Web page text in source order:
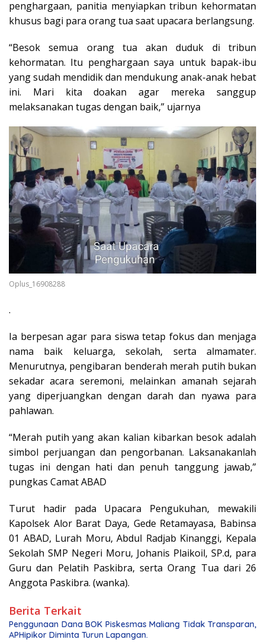
penghargaan, panitia menyiapkan tribun kehormatan
khusus bagi para orang tua saat upacara berlangsung.
“Besok semua orang tua akan duduk di tribun
kehormatan. Itu penghargaan saya untuk bapak-ibu
yang sudah mendidik dan mendukung anak-anak hebat
ini. Mari kita doakan agar mereka sanggup
melaksanakan tugas dengan baik,” ujarnya
Oplus_16908288
.
Ia berpesan agar para siswa tetap fokus dan menjaga
nama baik keluarga, sekolah, serta almamater.
Menurutnya, pengibaran benderah merah putih bukan
sekadar acara seremoni, melainkan amanah sejarah
yang diperjuangkan dengan darah dan nyawa para
pahlawan.
“Merah putih yang akan kalian kibarkan besok adalah
simbol perjuangan dan pengorbanan. Laksanakanlah
tugas ini dengan hati dan penuh tanggung jawab,”
pungkas Camat ABAD
Turut hadir pada Upacara Pengukuhan, mewakili
Kapolsek Alor Barat Daya, Gede Retamayasa, Babinsa
01 ABAD, Lurah Moru, Abdul Radjab Kinanggi, Kepala
Sekolah SMP Negeri Moru, Johanis Plaikoil, SP.d, para
Guru dan Pelatih Paskibra, serta Orang Tua dari 26
Anggota Paskibra. (wanka).
Berita Terkait
Penggunaan Dana BOK Piskesmas Maliang Tidak Transparan,
APHipikor Diminta Turun Lapangan.